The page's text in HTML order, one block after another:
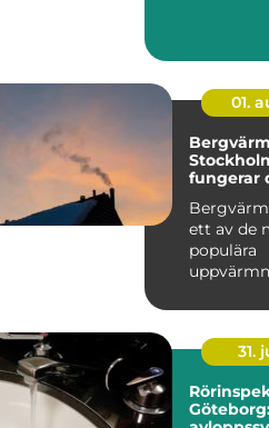
01.
fungerar
ett av de
populära
31.